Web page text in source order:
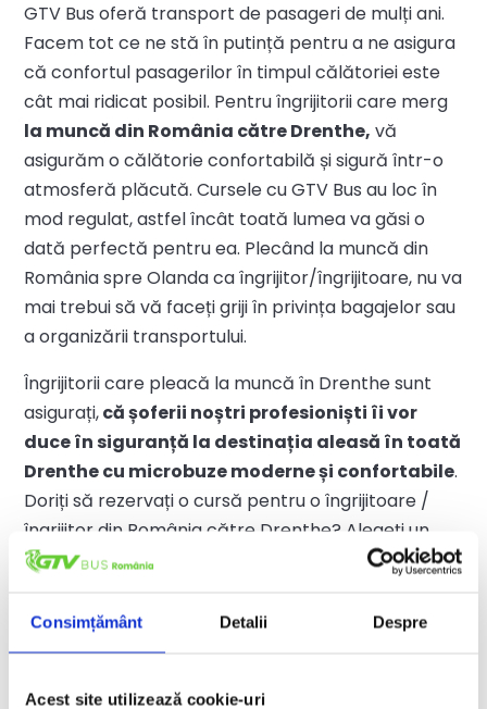
Consimțământ Detalii Despre
Acest site utilizează cookie-uri
GTV Bus oferă transport de pasageri de mulți ani.
Facem tot ce ne stă în putință pentru a ne asigura
că confortul pasagerilor în timpul călătoriei este
cât mai ridicat posibil. Pentru îngrijitorii care merg
la muncă din România către Drenthe, vă
asigurăm o călătorie confortabilă și sigură într-o
atmosferă plăcută. Cursele cu GTV Bus au loc în
mod regulat, astfel încât toată lumea va găsi o
dată perfectă pentru ea. Plecând la muncă din
România spre Olanda ca îngrijitor/îngrijitoare, nu va
mai trebui să vă faceți griji în privința bagajelor sau
a organizării transportului.
Îngrijitorii care pleacă la muncă în Drenthe sunt
asigurați,că șoferii noștri profesioniști îi vor
duce în siguranță la destinația aleasă în toată
Drenthe cu microbuze moderne și confortabile.
Doriți să rezervați o cursă pentru o îngrijitoare /
îngrijitor din România către Drenthe? Alegeți un
mod convenabil pentru dumneavoastră! Rezervați
739 454 944sau +40 724 325 557